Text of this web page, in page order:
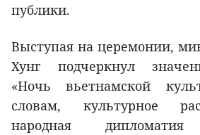
публики.
Выступая на церемонии,
Хунг подчеркнул
«Ночь вьетнамской
словам, культурное
народная дипломатия